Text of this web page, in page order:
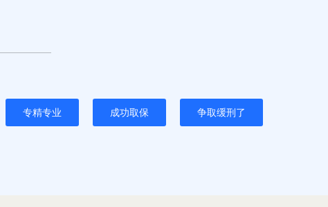
专精专业 成功取保 争取缓刑了